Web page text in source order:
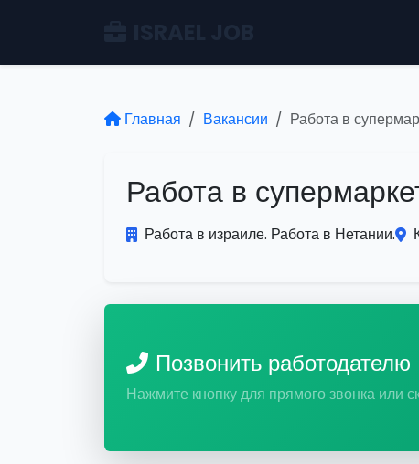
Главная Вакансии Работа в
Работа в
Работа в израиле. Работа в Нетании.
Позвонить работодателю
Нажмите кнопку для прямого звонка или